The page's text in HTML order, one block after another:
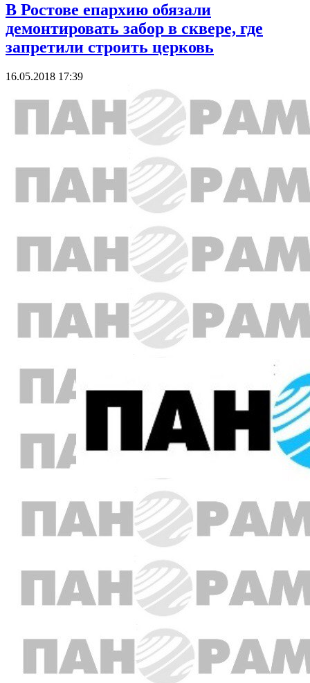
В Ростове епархию обязали
демонтировать забор в сквере, где
запретили строить церковь
16.05.2018 17:39